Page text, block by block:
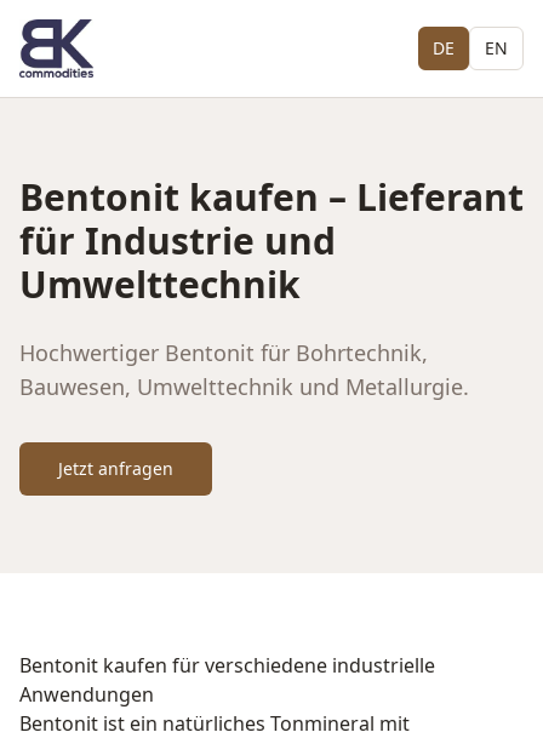
DE EN
Bentonit kaufen – Lieferant
für Industrie und
Umwelttechnik
Hochwertiger Bentonit für Bohrtechnik,
Bauwesen, Umwelttechnik und Metallurgie.
Jetzt anfragen
Bentonit kaufen für verschiedene industrielle
Anwendungen
Bentonit ist ein natürliches Tonmineral mit